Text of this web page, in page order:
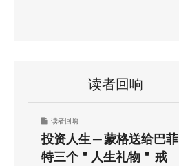
读者回响
读者回响
投资人生 ─ 蒙格送给巴菲
特三个＂人生礼物＂ 戒